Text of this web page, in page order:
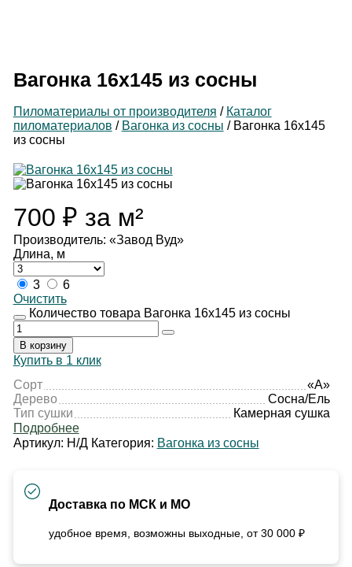
Вагонка 16х145 из сосны
Пиломатериалы от производителя / Каталог
пиломатериалов / Вагонка из сосны /Вагонка 16х145
из сосны
700 ₽ за м²
Производитель: «Завод Вуд»
Длина, м
3
6
Очистить
Количество товара Вагонка 16х145 из сосны
В корзину
Купить в 1 клик
Сорт
«А»
Дерево
Сосна/Ель
Тип сушки
Камерная сушка
Подробнее
Артикул: Н/Д Категория: Вагонка из сосны
Доставка по МСК и МО
удобное время, возможны выходные, от 30 000 ₽